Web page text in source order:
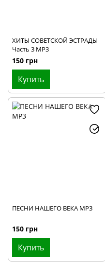
ХИТЫ СОВЕТСКОЙ ЭСТРАДЫ
Часть 3 MP3
150 грн
Купить
ПЕСНИ НАШЕГО ВЕКА МР3
150 грн
Купить